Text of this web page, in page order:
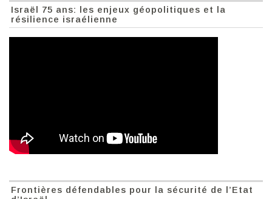
Israël 75 ans: les enjeux géopolitiques et la
résilience israélienne
Frontières défendables pour la sécurité de l’Etat